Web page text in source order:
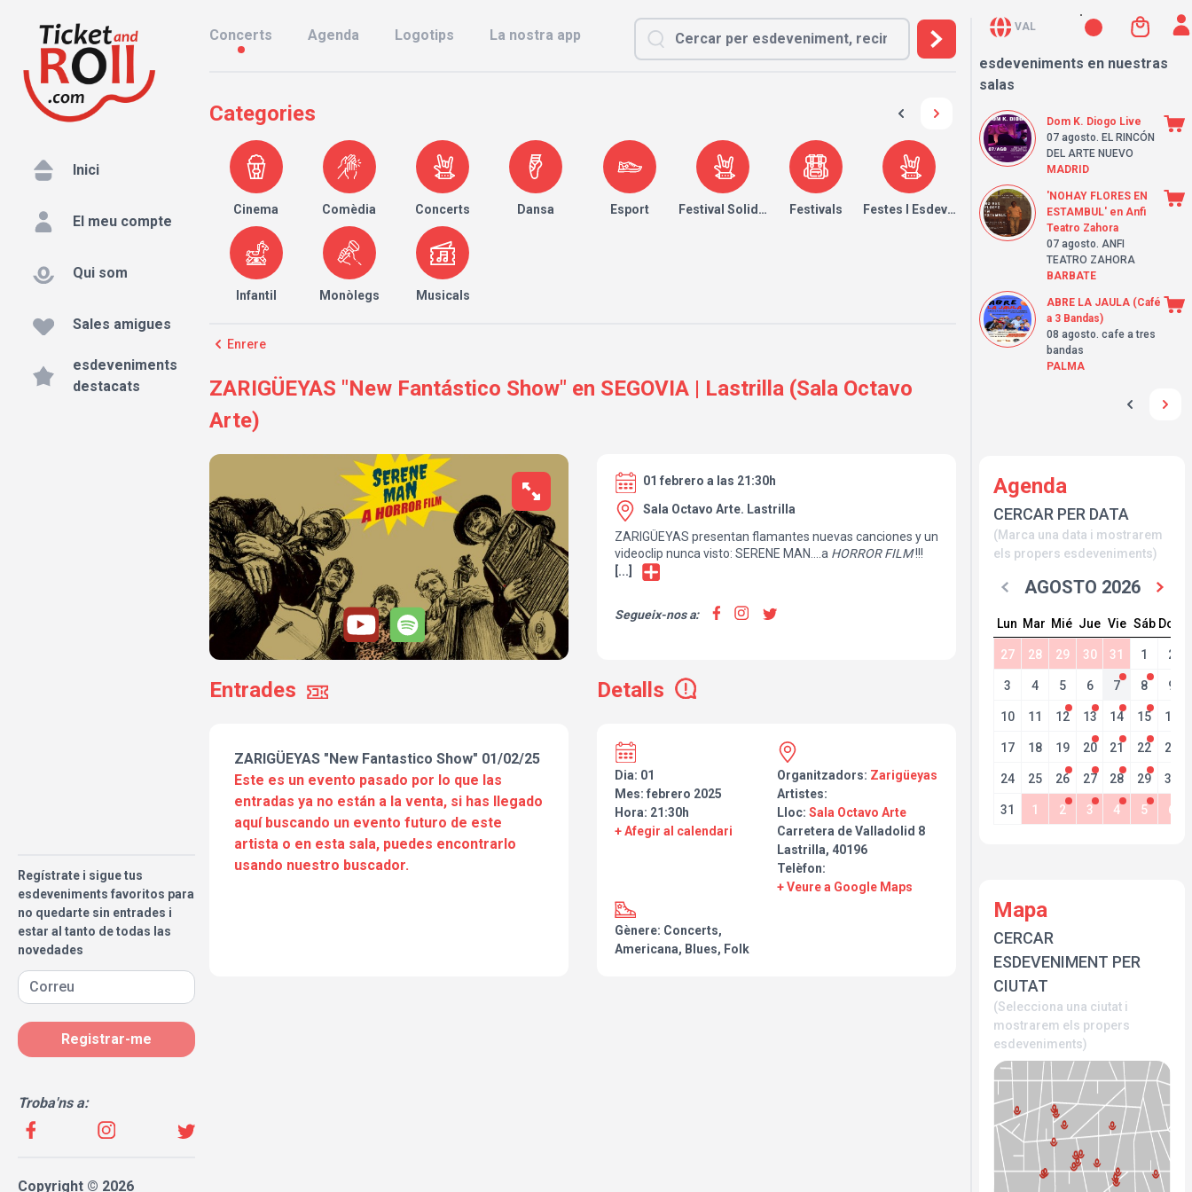
Inici
El meu compte
Qui som
Sales amigues
esdeveniments
destacats
Regístrate i sigue tus
esdeveniments favoritos para
no quedarte sin entrades i
estar al tanto de todas las
novedades
Registrar-me
Troba'ns a:
Copyright © 2026
Concerts Agenda Logotips La nostra app
Categories
Cinema Comèdia Concerts Dansa Esport Festival Solidari Festivals Festes I Esdeveniments
Infantil Monòlegs Musicals
Enrere
ZARIGÜEYAS "New Fantástico Show" en SEGOVIA | Lastrilla (Sala Octavo
Arte)
01 febrero a las 21:30h
Sala Octavo Arte. Lastrilla
ZARIGÜEYAS presentan flamantes nuevas canciones y un
videoclip nunca visto: SERENE MAN....a HORROR FILM!!!
[...]
Segueix-nos a:
Entrades Detalls
ZARIGÜEYAS "New Fantastico Show" 01/02/25
Este es un evento pasado por lo que las
entradas ya no están a la venta, si has llegado
aquí buscando un evento futuro de este
artista o en esta sala, puedes encontrarlo
usando nuestro buscador.
Dia: 01
Mes: febrero 2025
Hora: 21:30h
+ Afegir al calendari
Organitzadors: Zarigüeyas
Artistes:
Lloc: Sala Octavo Arte
Carretera de Valladolid 8
Lastrilla, 40196
Telèfon:
+ Veure a Google Maps
Gènere: Concerts,
Americana, Blues, Folk
VAL
esdeveniments en nuestras
salas
Dom K. Diogo Live
07 agosto. EL RINCÓN
DEL ARTE NUEVO
MADRID
'NOHAY FLORES EN
ESTAMBUL' en Anfi
Teatro Zahora
07 agosto. ANFI
TEATRO ZAHORA
BARBATE
ABRE LA JAULA (Café
a 3 Bandas)
08 agosto. cafe a tres
bandas
PALMA
Agenda
CERCAR PER DATA
(Marca una data i mostrarem
els propers esdeveniments)
AGOSTO 2026
Lun Mar Mié Jue Vie Sáb Dom
27 28 29 30 31 1 2
3 4 5 6 7 8 9
10 11 12 13 14 15 16
17 18 19 20 21 22 23
24 25 26 27 28 29 30
31 1 2 3 4 5 6
Mapa
CERCAR
ESDEVENIMENT PER
CIUTAT
(Selecciona una ciutat i
mostrarem els propers
esdeveniments)